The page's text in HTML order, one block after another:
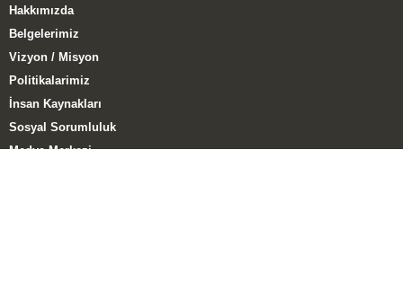
Hakkımızda
Belgelerimiz
Vizyon / Misyon
Politikalarimiz
İnsan Kaynakları
Sosyal Sorumluluk
Medya Merkezi